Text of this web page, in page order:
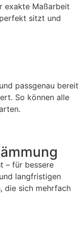
exakte Maßarbeit
sitzt und
passgenau bereit
So können alle
– für bessere
langfristigen
die sich mehrfach